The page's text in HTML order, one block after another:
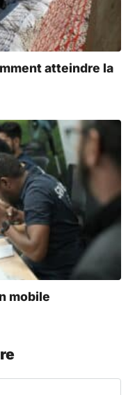
atteindre la
mobile